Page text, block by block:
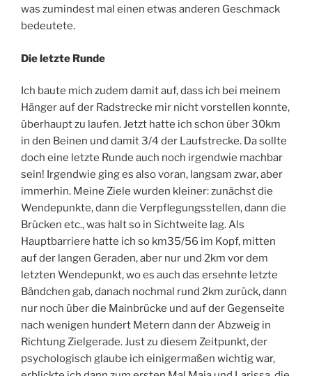
was zumindest mal einen etwas anderen Geschmack
bedeutete.
Die letzte Runde
Ich baute mich zudem damit auf, dass ich bei meinem
Hänger auf der Radstrecke mir nicht vorstellen konnte,
überhaupt zu laufen. Jetzt hatte ich schon über 30km
in den Beinen und damit 3/4 der Laufstrecke. Da sollte
doch eine letzte Runde auch noch irgendwie machbar
sein! Irgendwie ging es also voran, langsam zwar, aber
immerhin. Meine Ziele wurden kleiner: zunächst die
Wendepunkte, dann die Verpflegungsstellen, dann die
Brücken etc., was halt so in Sichtweite lag. Als
Hauptbarriere hatte ich so km35/56 im Kopf, mitten
auf der langen Geraden, aber nur und 2km vor dem
letzten Wendepunkt, wo es auch das ersehnte letzte
Bändchen gab, danach nochmal rund 2km zurück, dann
nur noch über die Mainbrücke und auf der Gegenseite
nach wenigen hundert Metern dann der Abzweig in
Richtung Zielgerade. Just zu diesem Zeitpunkt, der
psychologisch glaube ich einigermaßen wichtig war,